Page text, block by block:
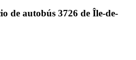
de autobús 3726 de Île-de-